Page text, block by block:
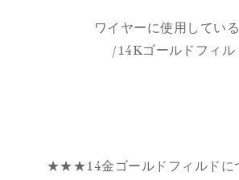
ワイヤーに使用してい
/14Kゴールドフィル
★★★14金ゴールドフィルド